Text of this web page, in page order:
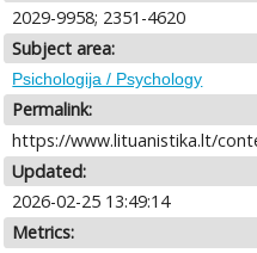
2029-9958; 2351-4620
Subject area:
Psichologija / Psychology
Permalink:
https://www.lituanistika.lt/
Updated:
2026-02-25 13:49:14
Metrics: